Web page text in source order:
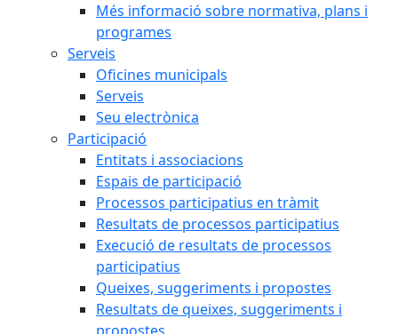
Més informació sobre normativa, plans i
programes
Serveis
Oficines municipals
Serveis
Seu electrònica
Participació
Entitats i associacions
Espais de participació
Processos participatius en tràmit
Resultats de processos participatius
Execució de resultats de processos
participatius
Queixes, suggeriments i propostes
Resultats de queixes, suggeriments i